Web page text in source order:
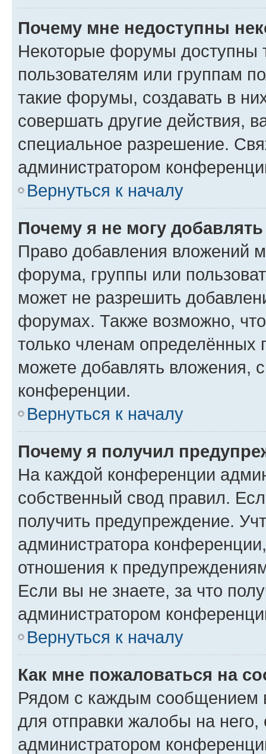
Почему мне недоступны
Некоторые форумы доступны
пользователям или группам
такие форумы, создавать в
совершать другие действия,
специальное разрешение.
администратором
Вернуться к началу
Почему я не могу
Право добавления вложений
форума, группы или
может не разрешить
форумах. Также возможно,
только членам определённых
можете добавлять вложения,
конференции.
Вернуться к началу
Почему я получил
На каждой конференции
собственный свод правил.
получить предупреждение.
администратора
отношения к
Если вы не знаете, за что
администратором
Вернуться к началу
Как мне пожаловаться на
Рядом с каждым сообщением
для отправки жалобы на
администратором